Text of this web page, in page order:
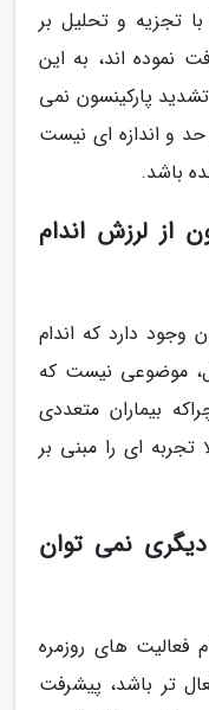
تجزیه و تحلیل بر
نموده اند، به این
پارکینسون نمی
حد و اندازه ای نیست
باشد.
از لرزش اندام
وجود دارد که اندام
موضوعی نیست که
بیماران متعددی
تجربه ای را مبنی بر
نمی توان
فعالیت های روزمره
تر باشد، پیشرفت